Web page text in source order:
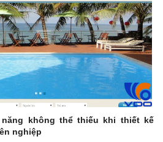
không thể thiếu khi thiết kế
nghiệp